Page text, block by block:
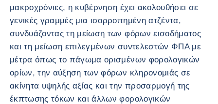
μακροχρόνιες, η κυβέρνηση έχει ακολουθήσει σε
γενικές γραμμές μια ισορροπημένη ατζέντα,
συνδυάζοντας τη μείωση των φόρων εισοδήματος
και τη μείωση επιλεγμένων συντελεστών ΦΠΑ με
μέτρα όπως το πάγωμα ορισμένων φορολογικών
ορίων, την αύξηση των φόρων κληρονομιάς σε
ακίνητα υψηλής αξίας και την προσαρμογή της
έκπτωσης τόκων και άλλων φορολογικών